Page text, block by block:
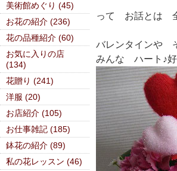
って お話とは 全
バレンタインや
みんな ハート♪好
美術館めぐり (45)
お花の紹介 (236)
花の品種紹介 (60)
お気に入りの店
(134)
花贈り (241)
洋服 (20)
お店紹介 (105)
お仕事雑記 (185)
鉢花の紹介 (89)
私の花レッスン (46)